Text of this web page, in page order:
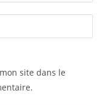
site dans le